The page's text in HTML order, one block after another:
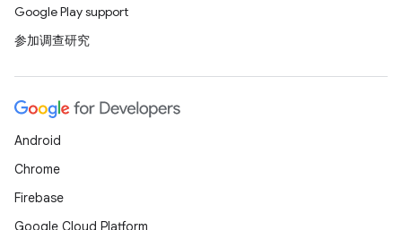
Google Play support
参加调查研究
Android
Chrome
Firebase
Google Cloud Platform